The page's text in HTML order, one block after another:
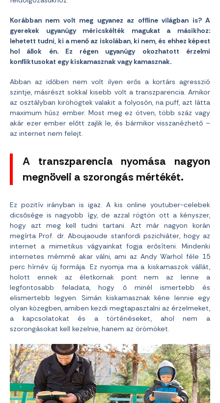
Korábban nem volt meg ugyanez az offline világban is? A
gyerekek ugyanúgy méricskélték magukat a másikhoz:
lehetett tudni, ki a menő az iskolában, ki nem, és ehhez képest
hol állok én. Ez régen ugyanúgy okozhatott érzelmi
konfliktusokat egy kiskamasznak vagy kamasznak.
Abban az időben nem volt ilyen erős a kortárs agresszió
szintje, másrészt sokkal kisebb volt a transzparencia. Amikor
az osztályban kiröhögtek valakit a folyosón, na puff, azt látta
maximum húsz ember. Most meg ez ötven, több száz vagy
akár ezer ember előtt zajlik le, és bármikor visszanézhető –
az internet nem felejt.
A transzparencia nyomása nagyon
megnöveli a szorongás mértékét.
Ez pozitív irányban is igaz. A kis online youtuber-celebek
dicsősége is nagyobb így, de azzal rögtön ott a kényszer,
hogy azt meg kell tudni tartani. Azt már nagyon korán
megírta Prof. dr. Aboujaoude stanfordi pszichiáter, hogy az
internet a mimetikus vágyainkat fogja erősíteni. Mindenki
internetes mémmé akar válni, ami az Andy Warhol féle 15
perc hírnév új formája. Ez nyomja ma a kiskamaszok vállát,
holott ennek az életkornak pont nem az lenne a
legfontosabb feladata, hogy ő minél ismertebb és
elismertebb legyen. Simán kiskamasznak kéne lennie egy
olyan közegben, amiben kezdi megtapasztalni az érzelmeket,
a kapcsolatokat és a történéseket, ahol nem a
szorongásokat kell kezelnie, hanem az örömöket.